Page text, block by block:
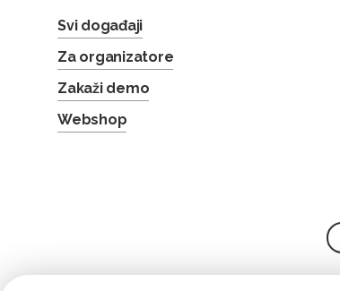
Svi događaji
Za organizatore
Zakaži demo
Webshop